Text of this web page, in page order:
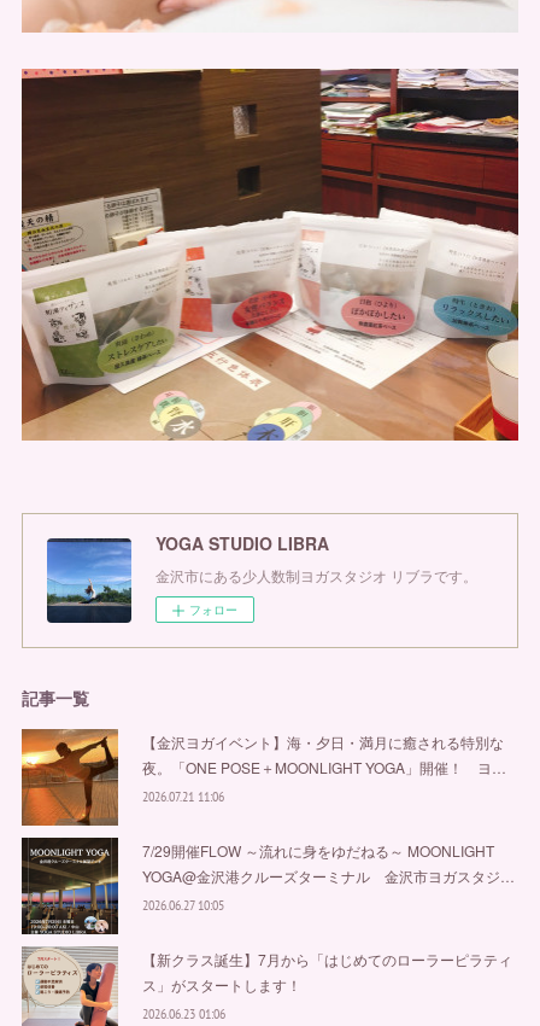
YOGA STUDIO LIBRA
金沢市にある少人数制ヨガスタジオ リブラです。
フォロー
記事一覧
【金沢ヨガイベント】海・夕日・満月に癒される特別な
夜。「ONE POSE＋MOONLIGHT YOGA」開催！ ヨ…
2026.07.21 11:06
7/29開催FLOW ～流れに身をゆだねる～ MOONLIGHT
YOGA@金沢港クルーズターミナル 金沢市ヨガスタジ…
2026.06.27 10:05
【新クラス誕生】7月から「はじめてのローラーピラティ
ス」がスタートします！
2026.06.23 01:06